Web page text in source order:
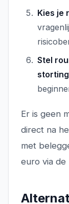
Kies je
Stel
Er is geen
direct na
met
euro via